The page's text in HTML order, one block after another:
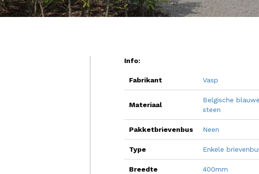
Info:
Fabrikant Vasp
Materiaal
Belgische
steen
Pakketbrievenbus Neen
Type Enkele
Breedte 400mm